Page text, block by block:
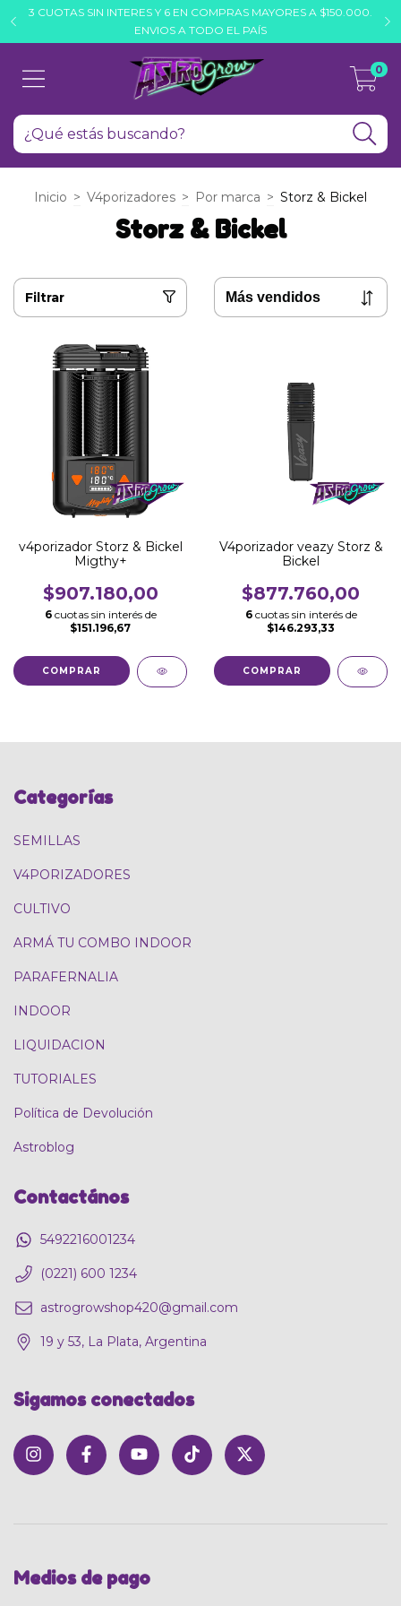
3 CUOTAS SIN INTERES Y 6 EN COMPRAS MAYORES A $150.000.
ENVIOS A TODO EL PAÍS
0
Inicio > V4porizadores > Por marca > Storz & Bickel
Storz & Bickel
Filtrar
v4porizador Storz & Bickel
Migthy+
$907.180,00
6 cuotas sin interés de
$151.196,67
V4porizador veazy Storz &
Bickel
$877.760,00
6 cuotas sin interés de
$146.293,33
Categorías
SEMILLAS
V4PORIZADORES
CULTIVO
ARMÁ TU COMBO INDOOR
PARAFERNALIA
INDOOR
LIQUIDACION
TUTORIALES
Política de Devolución
Astroblog
Contactános
5492216001234
(0221) 600 1234
astrogrowshop420@gmail.com
19 y 53, La Plata, Argentina
Sigamos conectados
Medios de pago